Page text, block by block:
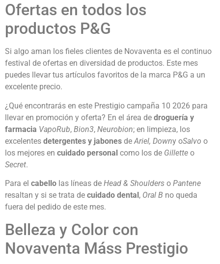
Ofertas en todos los
productos P&G
Si algo aman los fieles clientes de Novaventa es el continuo
festival de ofertas en diversidad de productos. Este mes
puedes llevar tus artículos favoritos de la marca P&G a un
excelente precio.
¿Qué encontrarás en este Prestigio campaña 10 2026 para
llevar en promoción y oferta? En el área de droguería y
farmacia VapoRub, Bion3, Neurobion; en limpieza, los
excelentes detergentes y jabones deAriel, Downy oSalvo o
los mejores en cuidado personal como los de Gillette o
Secret.
Para el cabello las líneas de Head & Shoulders o Pantene
resaltan y si se trata de cuidado dental , Oral B no queda
fuera del pedido de este mes.
Belleza y Color con
Novaventa Máss Prestigio